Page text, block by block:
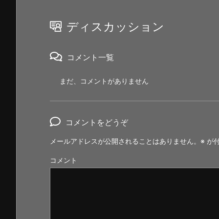
ディスカッション
コメント一覧
まだ、コメントがありません
コメントをどうぞ
メールアドレスが公開されることはありません。 ※ が
コメント